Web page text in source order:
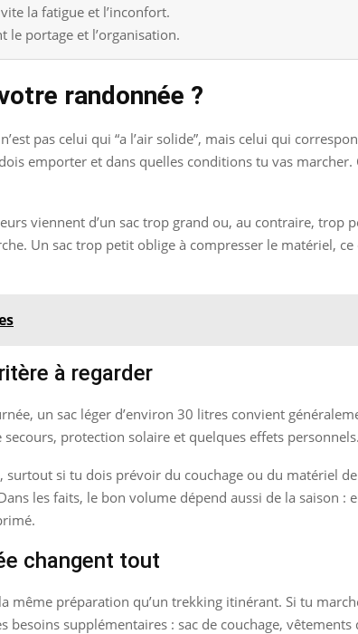
la fatigue et l’inconfort.
le portage et l’organisation.
randonnée ?
pas celui qui “a l’air solide”, mais celui qui
emporter et dans quelles conditions tu vas
viennent d’un sac trop grand ou, au contraire,
Un sac trop petit oblige à compresser le matériel,
à regarder
un sac léger d’environ 30 litres convient
protection solaire et quelques effets personnels.
surtout si tu dois prévoir du couchage ou du matériel
les faits, le bon volume dépend aussi de la saison
changent tout
même préparation qu’un trekking itinérant. Si tu
besoins supplémentaires : sac de couchage,